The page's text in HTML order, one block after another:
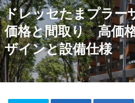
ドレッセたまプラ
価格と間取り 高価
ザインと設備仕様